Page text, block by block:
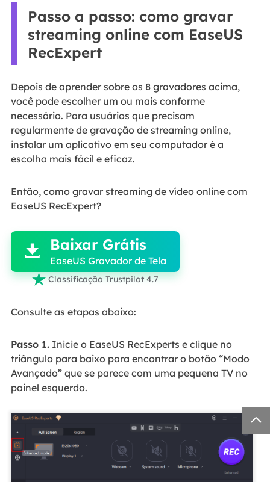
Passo a passo: como gravar
streaming online com EaseUS
RecExpert
Depois de aprender sobre os 8 gravadores acima,
você pode escolher um ou mais conforme
necessário. Para usuários que precisam
regularmente de gravação de streaming online,
instalar um aplicativo em seu computador é a
escolha mais fácil e eficaz.
Então, como gravar streaming de vídeo online com
EaseUS RecExpert?

 Baixar Grátis
EaseUS Gravador de Tela
 Classificação Trustpilot 4.7
Consulte as etapas abaixo:
Passo 1.Inicie o EaseUS RecExperts e clique no
triângulo para baixo para encontrar o botão “Modo
Avançado” que se parece com uma pequena TV no
painel esquerdo.
